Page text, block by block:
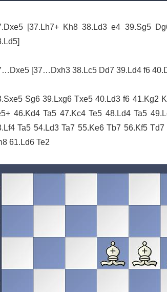
[37.Lh7+ Kh8 38.Ld3 e4 39.Sg5
[37…Dxh3 38.Lc5 Dd7 39.Ld4 f6
Sg6 39.Lxg6 Txe5 40.Ld3 f6 41.Kg2
46.Kd4 Ta5 47.Kc4 Te5 48.Ld4 Ta5
Ta5 54.Ld3 Ta7 55.Ke6 Tb7 56.Kf5
61.Ld6 Te2